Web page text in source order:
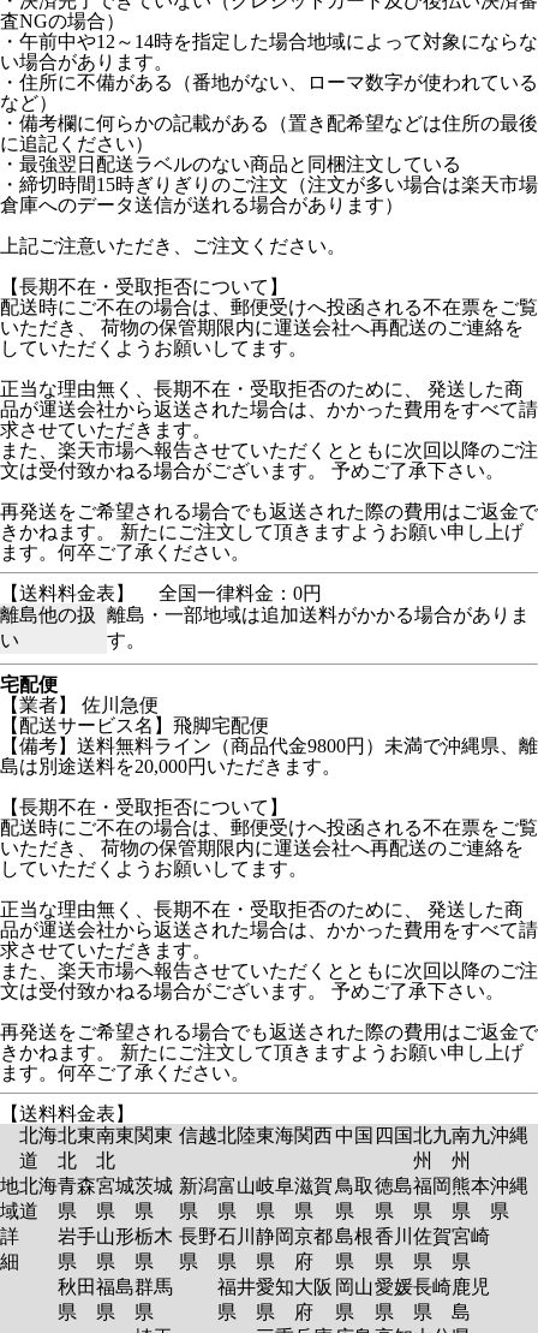
査NGの場合）
・午前中や12～14時を指定した場合地域によって対象にならな
い場合があります。
・住所に不備がある（番地がない、ローマ数字が使われている
など）
・備考欄に何らかの記載がある（置き配希望などは住所の最後
に追記ください）
・最強翌日配送ラベルのない商品と同梱注文している
・締切時間15時ぎりぎりのご注文（注文が多い場合は楽天市場
倉庫へのデータ送信が送れる場合があります）
上記ご注意いただき、ご注文ください。
【長期不在・受取拒否について】
配送時にご不在の場合は、郵便受けへ投函される不在票をご覧
いただき、 荷物の保管期限内に運送会社へ再配送のご連絡を
していただくようお願いしてます。
正当な理由無く、長期不在・受取拒否のために、 発送した商
品が運送会社から返送された場合は、かかった費用をすべて請
求させていただきます。
また、楽天市場へ報告させていただくとともに次回以降のご注
文は受付致かねる場合がございます。 予めご了承下さい。
再発送をご希望される場合でも返送された際の費用はご返金で
きかねます。 新たにご注文して頂きますようお願い申し上げ
ます。何卒ご了承ください。
【送料料金表】
全国一律料金：0円
離島他の扱
い
離島・一部地域は追加送料がかかる場合がありま
す。
宅配便
【業者】 佐川急便
【配送サービス名】飛脚宅配便
【備考】送料無料ライン（商品代金9800円）未満で沖縄県、離
島は別途送料を20,000円いただきます。
【長期不在・受取拒否について】
配送時にご不在の場合は、郵便受けへ投函される不在票をご覧
いただき、 荷物の保管期限内に運送会社へ再配送のご連絡を
していただくようお願いしてます。
正当な理由無く、長期不在・受取拒否のために、 発送した商
品が運送会社から返送された場合は、かかった費用をすべて請
求させていただきます。
また、楽天市場へ報告させていただくとともに次回以降のご注
文は受付致かねる場合がございます。 予めご了承下さい。
再発送をご希望される場合でも返送された際の費用はご返金で
きかねます。 新たにご注文して頂きますようお願い申し上げ
ます。何卒ご了承ください。
【送料料金表】
北海
道
北東
北
南東
北
関東 信越北陸東海関西中国 四国北九
州
南九
州
沖縄
地
域
詳
細
北海
道
青森
県
岩手
県
秋田
県
宮城
県
山形
県
福島
県
茨城
県
栃木
県
群馬
県
新潟
県
長野
県
富山
県
石川
県
福井
県
岐阜
県
静岡
県
愛知
県
滋賀
県
京都
府
大阪
府
鳥取
県
島根
県
岡山
県
徳島
県
香川
県
愛媛
県
福岡
県
佐賀
県
長崎
県
熊本
県
宮崎
県
鹿児
島
沖縄
県